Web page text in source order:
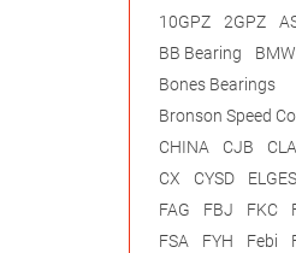
10GPZ 2GPZ
BB Bearing
BMW
Bones Bearings
Bronson Speed
CHINA
CJB
CX
CYSD ELGES
FAG
FBJ FKC
FSA
FYH Febi